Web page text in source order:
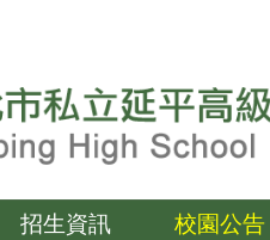
招生資訊 校園公告